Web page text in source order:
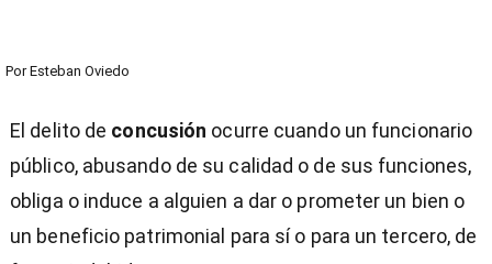
Por Esteban Oviedo
El delito de concusión ocurre cuando un funcionario
público, abusando de su calidad o de sus funciones,
obliga o induce a alguien a dar o prometer un bien o
un beneficio patrimonial para sí o para un tercero, de